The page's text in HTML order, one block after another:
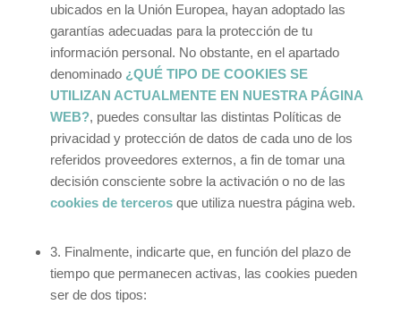
ubicados en la Unión Europea, hayan adoptado las
garantías adecuadas para la protección de tu
información personal. No obstante, en el apartado
denominado ¿QUÉ TIPO DE COOKIES SE
UTILIZAN ACTUALMENTE EN NUESTRA PÁGINA
WEB?, puedes consultar las distintas Políticas de
privacidad y protección de datos de cada uno de los
referidos proveedores externos, a fin de tomar una
decisión consciente sobre la activación o no de las
cookies de tercerosque utiliza nuestra página web.
3. Finalmente, indicarte que, en función del plazo de
tiempo que permanecen activas, las cookies pueden
ser de dos tipos: